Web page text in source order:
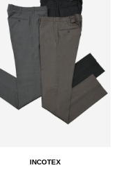
INCOTEX